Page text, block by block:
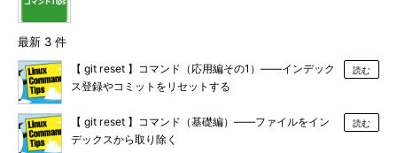
最新 3 件
【 git reset 】コマンド（応用編その1）――インデック
ス登録やコミットをリセットする
読む
【 git reset 】コマンド（基礎編）――ファイルをイン
デックスから取り除く
読む